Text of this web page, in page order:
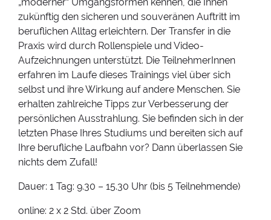
zukünftig den sicheren und souveränen Auftritt im
beruflichen Alltag erleichtern. Der Transfer in die
Praxis wird durch Rollenspiele und Video-
Aufzeichnungen unterstützt. Die TeilnehmerInnen
erfahren im Laufe dieses Trainings viel über sich
selbst und ihre Wirkung auf andere Menschen. Sie
erhalten zahlreiche Tipps zur Verbesserung der
persönlichen Ausstrahlung. Sie befinden sich in der
letzten Phase Ihres Studiums und bereiten sich auf
Ihre berufliche Laufbahn vor? Dann überlassen Sie
nichts dem Zufall!
Dauer: 1 Tag: 9.30 – 15.30 Uhr (bis 5 Teilnehmende)
online: 2 x 2 Std. über Zoom